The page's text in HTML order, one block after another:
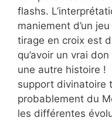
flashs.
maniement d’un
tirage en croix est
qu’avoir un vrai
une autre histoire
support divinatoire
probablement du
les différentes